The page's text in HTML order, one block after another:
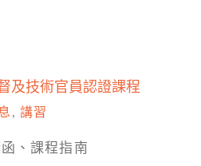
及技術官員認證課程
, 講習
、課程指南